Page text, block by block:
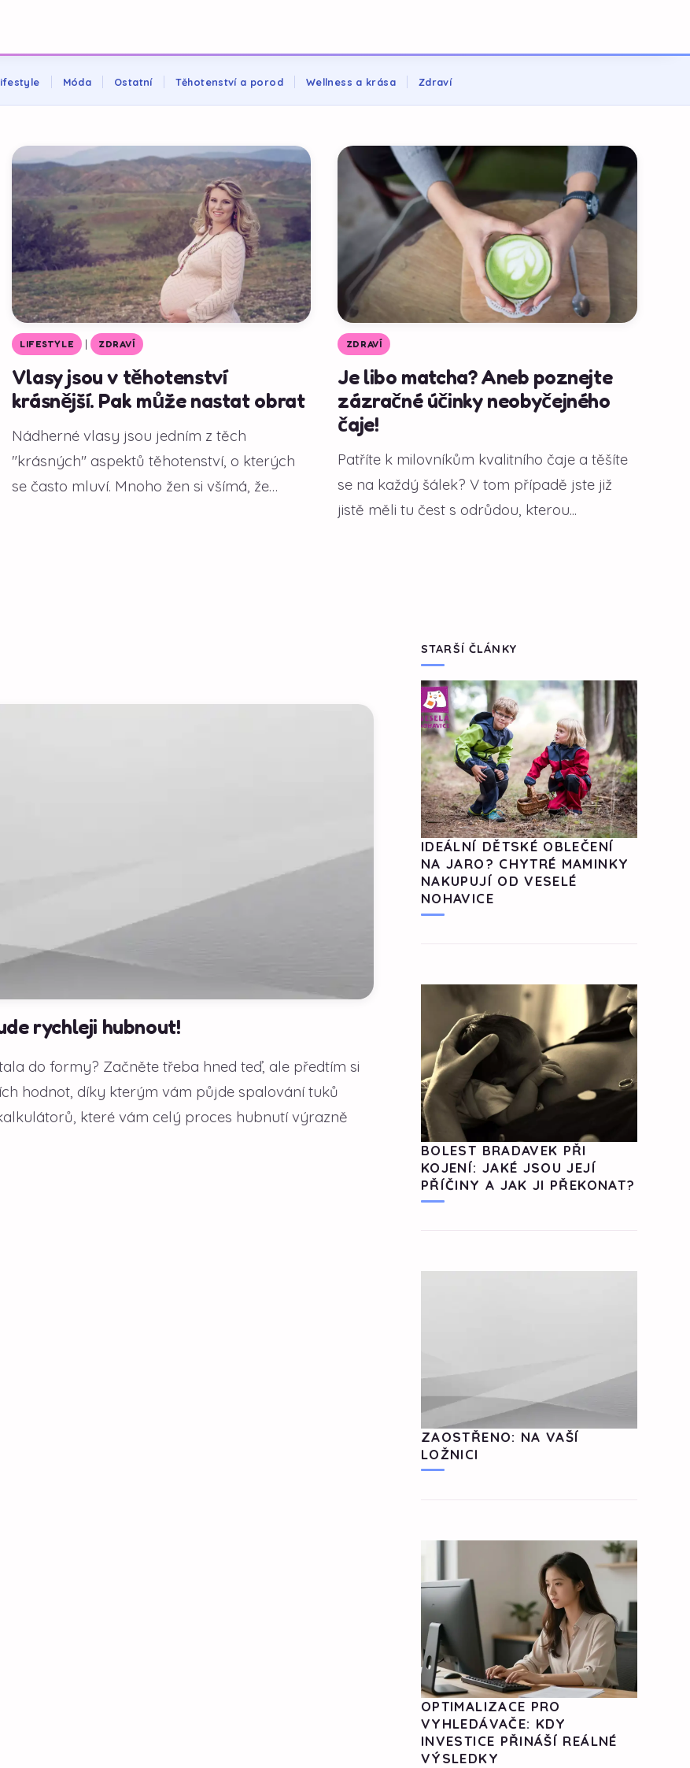
Móda Ostatní Těhotenství a porod Wellness a krása Zdraví
Vlasy jsou v těhotenství
krásnější. Pak může nastat obrat
Nádherné vlasy jsou jedním z těch
"krásných" aspektů těhotenství, o kterých
se často mluví. Mnoho žen si všímá, že
LIFESTYLE | ZDRAVÍ
Je libo matcha? Aneb poznejte
zázračné účinky neobyčejného
čaje!
Patříte k milovníkům kvalitního čaje a těšíte
se na každý šálek? V tom případě jste již
jistě měli tu čest s odrůdou, kterou...
ZDRAVÍ
rychleji hubnout!
do formy? Začněte třeba hned teď, ale předtím si
hodnot, díky kterým vám půjde spalování tuků
které vám celý proces hubnutí výrazně
STARŠÍ ČLÁNKY
IDEÁLNÍ DĚTSKÉ OBLEČENÍ
NA JARO? CHYTRÉ MAMINKY
NAKUPUJÍ OD VESELÉ
NOHAVICE
BOLEST BRADAVEK PŘI
KOJENÍ: JAKÉ JSOU JEJÍ
PŘÍČINY A JAK JI PŘEKONAT?
ZAOSTŘENO: NA VAŠÍ
LOŽNICI
OPTIMALIZACE PRO
VYHLEDÁVAČE: KDY
INVESTICE PŘINÁŠÍ REÁLNÉ
VÝSLEDKY